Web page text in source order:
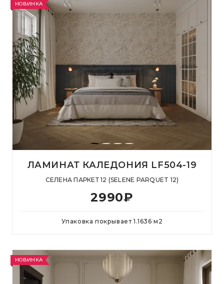
НОВИНКА
ЛАМИНАТ КАЛЕДОНИЯ LF504-19
СЕЛЕНА ПАРКЕТ 12 (SELENE PARQUET 12)
2990₽
Упаковка покрывает 1.1636 м 2
НОВИНКА